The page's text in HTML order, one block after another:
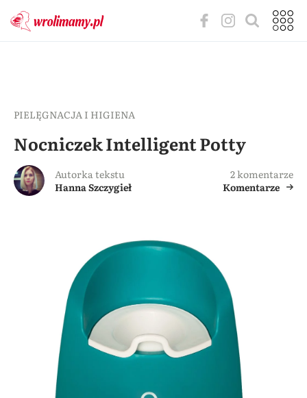
PIELĘGNACJA I HIGIENA
Nocniczek Intelligent Potty
Autorka tekstu
Hanna Szczygieł
2 komentarze
Komentarze